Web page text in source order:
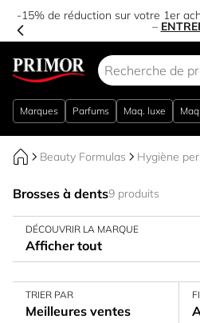
-15% de réduction sur votre 1er
–
Marques Parfums Maq. luxe
Beauty Formulas Hygiène
Brosses à dents9 produits
DÉCOUVRIR LA MARQUE
Afficher tout
TRIER PAR
Meilleures ventes